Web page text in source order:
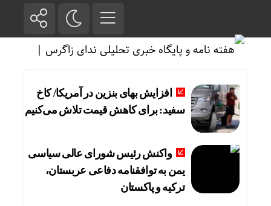
افزایش بهای بنزین در آمریکا/ کاخ
سفید: برای کاهش قیمت تلاش می‌کنیم
واکنش رئیس شورای عالی سیاسی
یمن به توافقنامه دفاعی عربستان،
ترکیه و پاکستان